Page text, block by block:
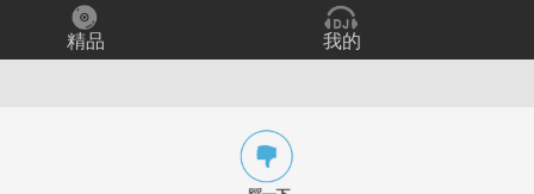
精品 我的